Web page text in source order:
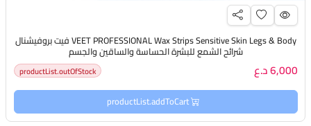
VEET PROFESSIONAL Wax Strips Sensitive Skin Legs & Body فيت بروفيشنال
شرائح الشمع للبشرة الحساسة والساقين والجسم
6,000 د.ع productList.outOfStock
productList.addToCart